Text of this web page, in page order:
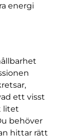
energi
ett visst
litet
behöver
hittar rätt